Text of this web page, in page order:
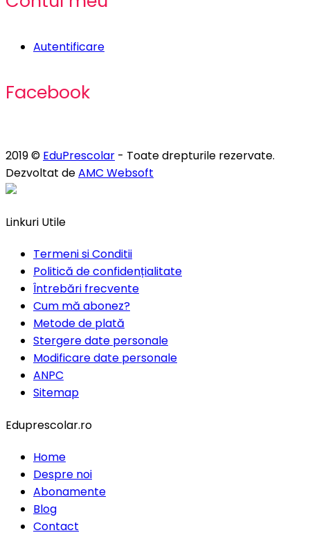
Autentificare
Facebook
2019 © EduPrescolar - Toate drepturile rezervate.
Dezvoltat deAMC Websoft
Linkuri Utile
Termeni si Conditii
Politică de confidențialitate
Întrebări frecvente
Cum mă abonez?
Metode de plată
Stergere date personale
Modificare date personale
ANPC
Sitemap
Eduprescolar.ro
Home
Despre noi
Abonamente
Blog
Contact